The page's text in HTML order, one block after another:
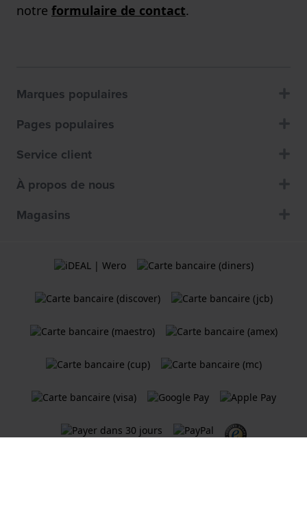
notre formulaire de contact.
Marques populaires
Pages populaires
Service client
À propos de nous
Magasins